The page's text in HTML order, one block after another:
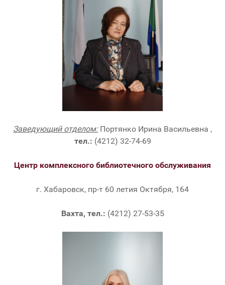
Заведующий отделом:Портянко Ирина Васильевна ,
тел.: (4212) 32-74-69
Центр комплексного библиотечного обслуживания
г. Хабаровск, пр-т 60 летия Октября, 164
Вахта, тел.: (4212) 27-53-35